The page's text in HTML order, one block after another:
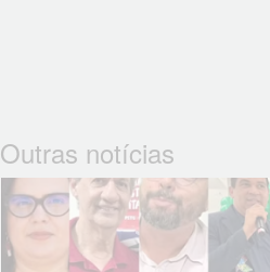
Outras notícias